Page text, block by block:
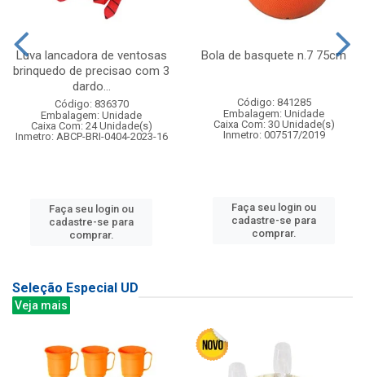
Luva lancadora de ventosas
brinquedo de precisao com 3
dardo...
Código: 836370
Embalagem: Unidade
Caixa Com: 24 Unidade(s)
Inmetro: ABCP-BRI-0404-2023-16
Faça seu login ou
cadastre-se para
comprar.
Bola de basquete n.7 75cm
Código: 841285
Embalagem: Unidade
Caixa Com: 30 Unidade(s)
Inmetro: 007517/2019
Faça seu login ou
cadastre-se para
comprar.
Seleção Especial UD
Veja mais